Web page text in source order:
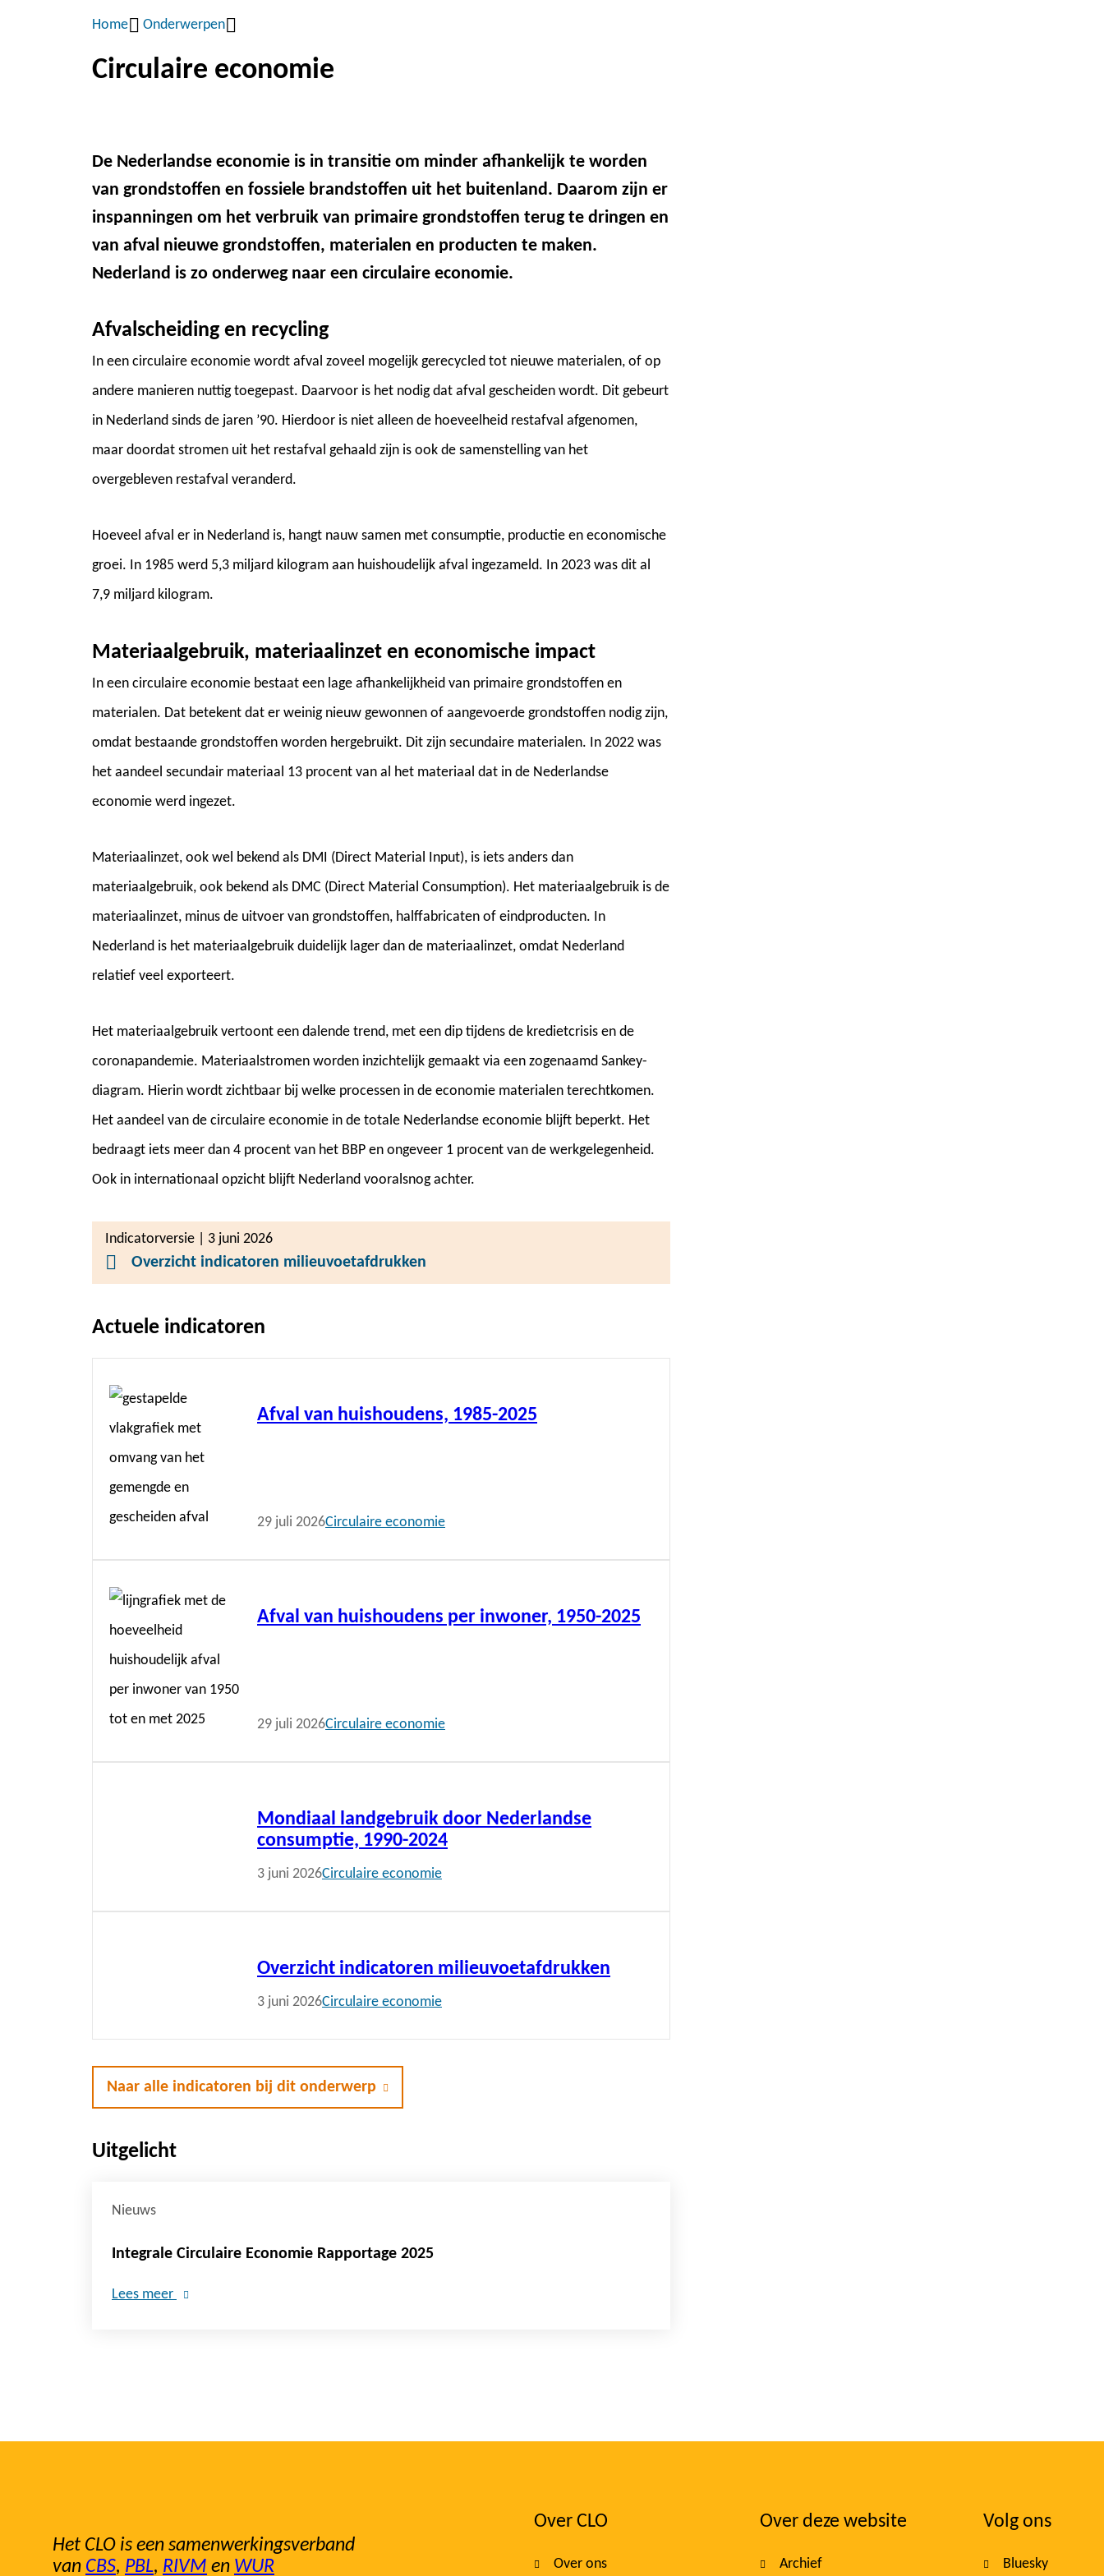
Kruimelpad
Home Onderwerpen
Circulaire economie
De Nederlandse economie is in transitie om minder afhankelijk te worden
van grondstoffen en fossiele brandstoffen uit het buitenland. Daarom zijn er
inspanningen om het verbruik van primaire grondstoffen terug te dringen en
van afval nieuwe grondstoffen, materialen en producten te maken.
Nederland is zo onderweg naar een circulaire economie.
Afvalscheiding en recycling
In een circulaire economie wordt afval zoveel mogelijk gerecycled tot nieuwe materialen, of op
andere manieren nuttig toegepast. Daarvoor is het nodig dat afval gescheiden wordt. Dit gebeurt
in Nederland sinds de jaren ’90. Hierdoor is niet alleen de hoeveelheid restafval afgenomen,
maar doordat stromen uit het restafval gehaald zijn is ook de samenstelling van het
overgebleven restafval veranderd.
Hoeveel afval er in Nederland is, hangt nauw samen met consumptie, productie en economische
groei. In 1985 werd 5,3 miljard kilogram aan huishoudelijk afval ingezameld. In 2023 was dit al
7,9 miljard kilogram.
Materiaalgebruik, materiaalinzet en economische impact
In een circulaire economie bestaat een lage afhankelijkheid van primaire grondstoffen en
materialen. Dat betekent dat er weinig nieuw gewonnen of aangevoerde grondstoffen nodig zijn,
omdat bestaande grondstoffen worden hergebruikt. Dit zijn secundaire materialen. In 2022 was
het aandeel secundair materiaal 13 procent van al het materiaal dat in de Nederlandse
economie werd ingezet.
Materiaalinzet, ook wel bekend als DMI (Direct Material Input), is iets anders dan
materiaalgebruik, ook bekend als DMC (Direct Material Consumption). Het materiaalgebruik is de
materiaalinzet, minus de uitvoer van grondstoffen, halffabricaten of eindproducten. In
Nederland is het materiaalgebruik duidelijk lager dan de materiaalinzet, omdat Nederland
relatief veel exporteert.
Het materiaalgebruik vertoont een dalende trend, met een dip tijdens de kredietcrisis en de
coronapandemie. Materiaalstromen worden inzichtelijk gemaakt via een zogenaamd Sankey-
diagram. Hierin wordt zichtbaar bij welke processen in de economie materialen terechtkomen.
Het aandeel van de circulaire economie in de totale Nederlandse economie blijft beperkt. Het
bedraagt iets meer dan 4 procent van het BBP en ongeveer 1 procent van de werkgelegenheid.
Ook in internationaal opzicht blijft Nederland vooralsnog achter.
Indicatorversie | 3 juni 2026
Overzicht indicatoren milieuvoetafdrukken
Actuele indicatoren
Afval van huishoudens, 1985-2025
29 juli 2026Circulaire economie
meer
Afval van huishoudens per inwoner, 1950-2025
29 juli 2026Circulaire economie
meer
Mondiaal landgebruik door Nederlandse
consumptie, 1990-2024
3 juni 2026Circulaire economie
Overzicht indicatoren milieuvoetafdrukken
3 juni 2026Circulaire economie
Naar alle indicatoren bij dit onderwerp
Uitgelicht
Integrale Circulaire Economie Rapportage 2025
Nieuws
Lees meer
Het CLO is een samenwerkingsverband
van CBS, PBL, RIVM en WUR
Over CLO
Over ons
Over deze website
Archief
Volg ons
Bluesky